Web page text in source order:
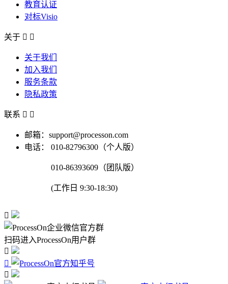
教育认证
对标Visio
关于  
关于我们
加入我们
服务条款
隐私政策
联系  
邮箱：support@processon.com
电话：
010-82796300（个人版）
010-86393609（团队版）
(工作日 9:30-18:30)

扫码进入ProcessOn用户群


